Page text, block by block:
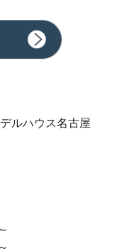
ルハウス名古屋